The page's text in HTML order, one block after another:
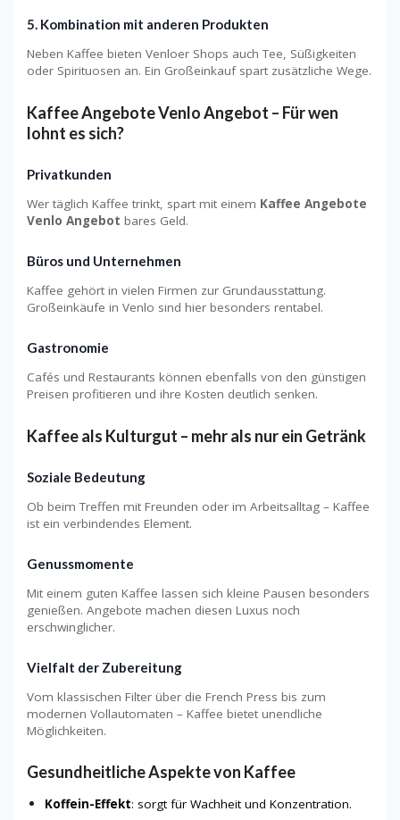
5. Kombination mit anderen Produkten
Neben Kaffee bieten Venloer Shops auch Tee, Süßigkeiten
oder Spirituosen an. Ein Großeinkauf spart zusätzliche Wege.
Kaffee Angebote Venlo Angebot – Für wen
lohnt es sich?
Privatkunden
Wer täglich Kaffee trinkt, spart mit einem Kaffee Angebote
Venlo Angebot bares Geld.
Büros und Unternehmen
Kaffee gehört in vielen Firmen zur Grundausstattung.
Großeinkäufe in Venlo sind hier besonders rentabel.
Gastronomie
Cafés und Restaurants können ebenfalls von den günstigen
Preisen profitieren und ihre Kosten deutlich senken.
Kaffee als Kulturgut – mehr als nur ein Getränk
Soziale Bedeutung
Ob beim Treffen mit Freunden oder im Arbeitsalltag – Kaffee
ist ein verbindendes Element.
Genussmomente
Mit einem guten Kaffee lassen sich kleine Pausen besonders
genießen. Angebote machen diesen Luxus noch
erschwinglicher.
Vielfalt der Zubereitung
Vom klassischen Filter über die French Press bis zum
modernen Vollautomaten – Kaffee bietet unendliche
Möglichkeiten.
Gesundheitliche Aspekte von Kaffee
Koffein-Effekt: sorgt für Wachheit und Konzentration.